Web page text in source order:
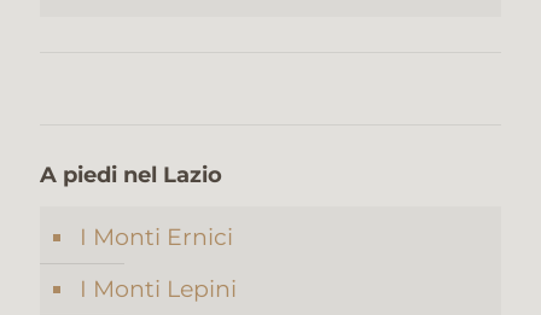
A piedi nel Lazio
I Monti Ernici
I Monti Lepini